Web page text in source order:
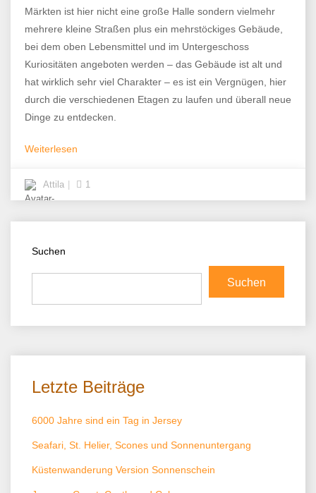
Märkten ist hier nicht eine große Halle sondern vielmehr
mehrere kleine Straßen plus ein mehrstöckiges Gebäude,
bei dem oben Lebensmittel und im Untergeschoss
Kuriositäten angeboten werden – das Gebäude ist alt und
hat wirklich sehr viel Charakter – es ist ein Vergnügen, hier
durch die verschiedenen Etagen zu laufen und überall neue
Dinge zu entdecken.
Weiterlesen
Attila 1
Suchen
Suchen
Letzte Beiträge
6000 Jahre sind ein Tag in Jersey
Seafari, St. Helier, Scones und Sonnenuntergang
Küstenwanderung Version Sonnenschein